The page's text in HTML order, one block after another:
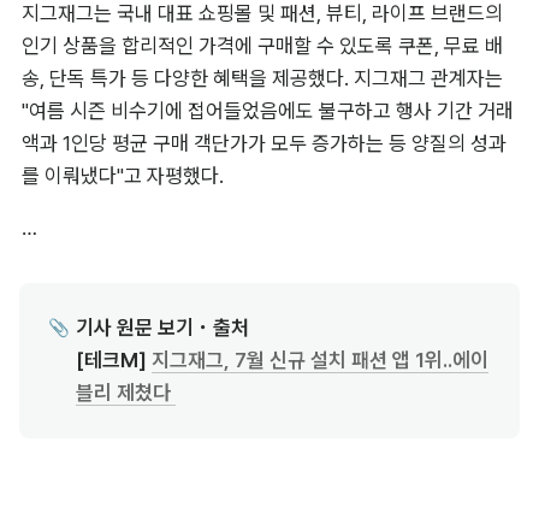
지그재그는 국내 대표 쇼핑몰 및 패션, 뷰티, 라이프 브랜드의
인기 상품을 합리적인 가격에 구매할 수 있도록 쿠폰, 무료 배
송, 단독 특가 등 다양한 혜택을 제공했다. 지그재그 관계자는
"여름 시즌 비수기에 접어들었음에도 불구하고 행사 기간 거래
액과 1인당 평균 구매 객단가가 모두 증가하는 등 양질의 성과
를 이뤄냈다"고 자평했다.
…
📎 기사 원문 보기・출처
[테크M] 지그재그, 7월 신규 설치 패션 앱 1위..에이
블리 제쳤다